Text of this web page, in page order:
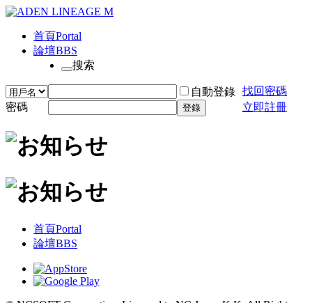
首頁Portal
論壇BBS
搜索
自動登錄 找回密碼
密碼
登錄 立即註冊
首頁Portal
論壇BBS